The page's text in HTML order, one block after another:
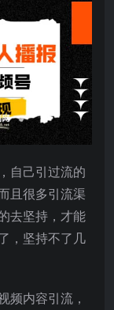
自己引过流的
且很多引流渠
去坚持，才能
，坚持不了几
频内容引流，